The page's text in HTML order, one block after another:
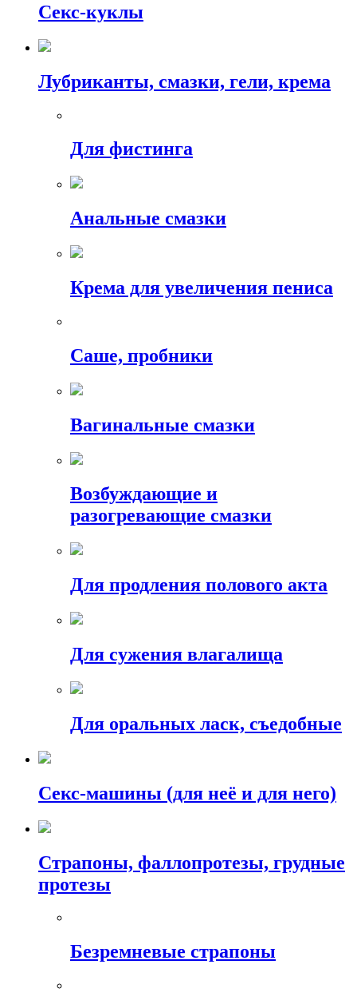
Секс-куклы
Лубриканты, смазки, гели, крема
Для фистинга
Анальные смазки
Крема для увеличения пениса
Саше, пробники
Вагинальные смазки
Возбуждающие и
разогревающие смазки
Для продления полового акта
Для сужения влагалища
Для оральных ласк, съедобные
Секс-машины (для неё и для него)
Страпоны, фаллопротезы, грудные
протезы
Безремневые страпоны